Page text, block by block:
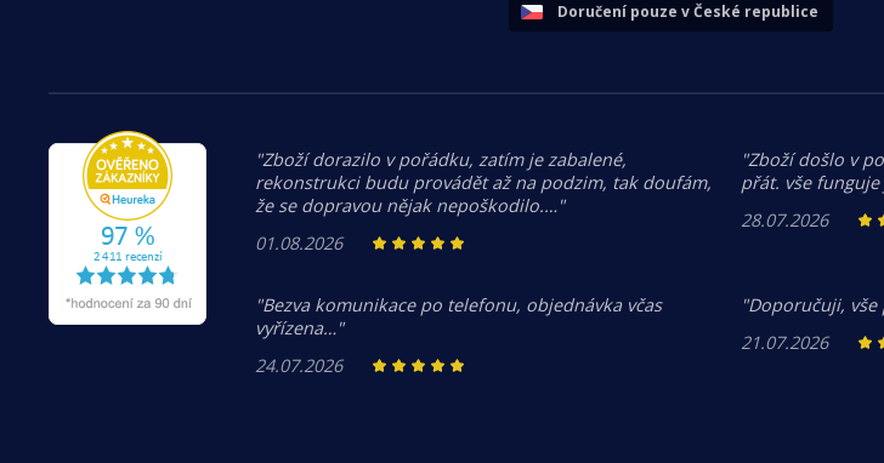
Doručení pouze v České republice
"Zboží dorazilo v pořádku, zatím je zabalené,
rekonstrukci budu provádět až na podzim, tak doufám,
že se dopravou nějak nepoškodilo.…"
01.08.2026
"Zboží došlo v
přát. vše
28.07.2026
"Bezva komunikace po telefonu, objednávka včas
vyřízena…"
24.07.2026
"Doporučuji,
21.07.2026